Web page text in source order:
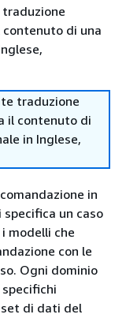
di una
traduzione
il contenuto di
in Inglese,
in
un caso
modelli che
con le
Ogni dominio
di dati del